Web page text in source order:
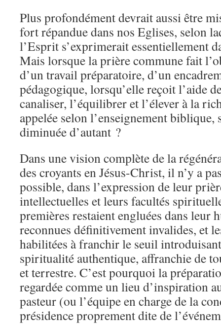
Plus profondément devrait aussi être
fort répandue dans nos Eglises, selon
l’Esprit s’exprimerait essentiellement
Mais lorsque la prière commune fait
d’un travail préparatoire, d’un
pédagogique, lorsqu’elle reçoit l’aide
canaliser, l’équilibrer et l’élever à la
appelée selon l’enseignement
diminuée d’autant ?
Dans une vision complète de la
des croyants en Jésus-Christ, il n’y a
possible, dans l’expression de leur
intellectuelles et leurs facultés
premières restaient engluées dans leur
reconnues définitivement invalides, et
habilitées à franchir le seuil
spiritualité authentique, affranchie de
et terrestre. C’est pourquoi la
regardée comme un lieu d’inspiration
pasteur (ou l’équipe en charge de la
présidence proprement dite de